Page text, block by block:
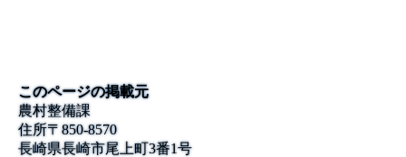
このページの掲載元
農村整備課
住所〒850-8570
長崎県長崎市尾上町3番1号